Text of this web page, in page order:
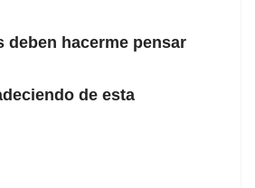
deben hacerme pensar
de esta